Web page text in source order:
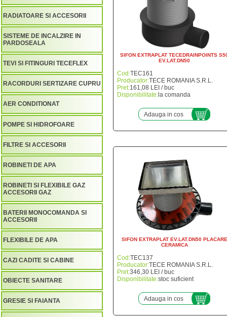
RADIATOARE SI ACCESORII
SISTEME DE INCALZIRE IN
PARDOSEALA
TEVI SI FITINGURI TECEFLEX
RACORDURI SERTIZARE CUPRU
AER CONDITIONAT
POMPE SI HIDROFOARE
FILTRE SI ACCESORII
ROBINETI DE APA
ROBINETI SI FLEXIBILE GAZ
ACCESORII GAZ
BATERII MONOCOMANDA SI
ACCESORII
FLEXIBILE DE APA
CAZI CADITE SI CABINE
OBIECTE SANITARE
GRESIE SI FAIANTA
SIFON EXTRAPLAT TECEDRAINPOINTS
EV.LAT.DN50
Cod:TEC161
Producator:TECE ROMANIA S.R.L.
Pret:161,08 LEI / buc
Disponibilitate: la comanda
Adauga in cos
SIFON EXTRAPLAT EV.LAT.DN50 PLACARE
CERAMICA
Cod:TEC137
Producator:TECE ROMANIA S.R.L.
Pret:346,30 LEI / buc
Disponibilitate:stoc suficient
Adauga in cos